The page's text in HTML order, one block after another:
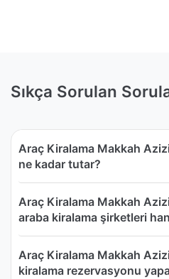
Sıkça Sorulan
Araç Kiralama Makkah
ne kadar tutar?
Araç Kiralama Makkah
araba kiralama şirketleri
Araç Kiralama Makkah
kiralama rezervasyonu